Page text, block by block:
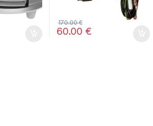
60.00 €
170.00€